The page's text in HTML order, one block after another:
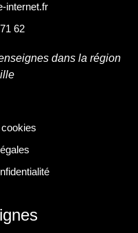
internet.fr
62
dans la région